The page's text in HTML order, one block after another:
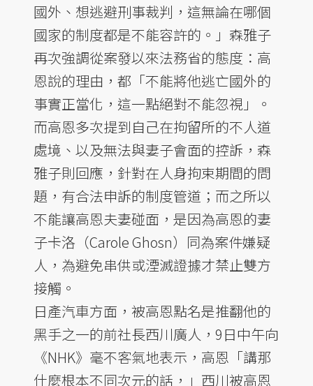
國外、想逃避刑事裁判，這無論在哪個
國家的制度都是不能容許的。」森雅子
再次強調從案發以來法務省的態度：高
恩說的理由，都「不能將他逃亡國外的
事實正當化，這一點絕對不能忽視」。
而高恩多次提到自己在拘留所的不人道
處境、以及無法與妻子會面的控訴，森
雅子則回應，針對在人身拘束期間的問
題，有合法申訴的制度管道；而之所以
不能讓高恩夫妻碰面，是因為高恩的妻
子卡洛（Carole Ghosn）同為案件嫌疑
人，為避免串供或湮滅證據才禁止雙方
接觸。
日產汽車方面，被高恩點名是推翻他的
黑手之一的前社長西川廣人，9日中午向
《NHK》毫不客氣地表示，高恩「講那
什麼根本不同次元的話，」西川被高恩